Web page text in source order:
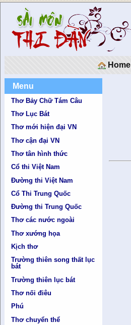
Home
Menu
Thơ Bảy Chữ Tám Câu
Thơ Lục Bát
Thơ mới hiện đại VN
Thơ cận đại VN
Thơ tân hình thức
Cổ thi Việt Nam
Đường thi Việt Nam
Cổ Thi Trung Quốc
Đường thi Trung Quốc
Thơ các nước ngoài
Thơ xướng họa
Kịch thơ
Trường thiên song thất lục
bát
Trường thiên lục bát
Thơ nối điêu
Phú
Thơ chuyển thể